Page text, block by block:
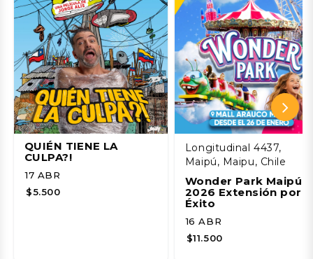
QUIÉN TIENE LA
CULPA?!
17 ABR
$5.500
Longitudinal 4437,
Maipú, Maipu, Chile
Wonder Park Maipú
2026 Extensión por
Éxito
16 ABR
$11.500